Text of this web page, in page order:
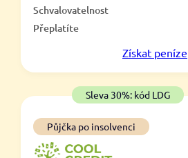
ne
Schvalovatelnost
Přeplatíte
Získat peníze
Sleva 30%: kód LDG
Půjčka po insolvenci